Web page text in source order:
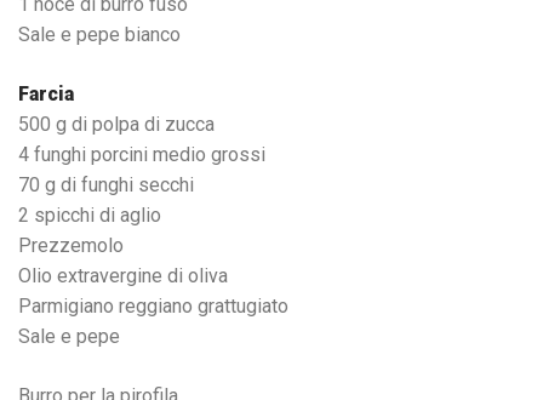
Sale e pepe bianco
Farcia
500 g di polpa di zucca
4 funghi porcini medio grossi
70 g di funghi secchi
2 spicchi di aglio
Prezzemolo
Olio extravergine di oliva
Parmigiano reggiano grattugiato
Sale e pepe